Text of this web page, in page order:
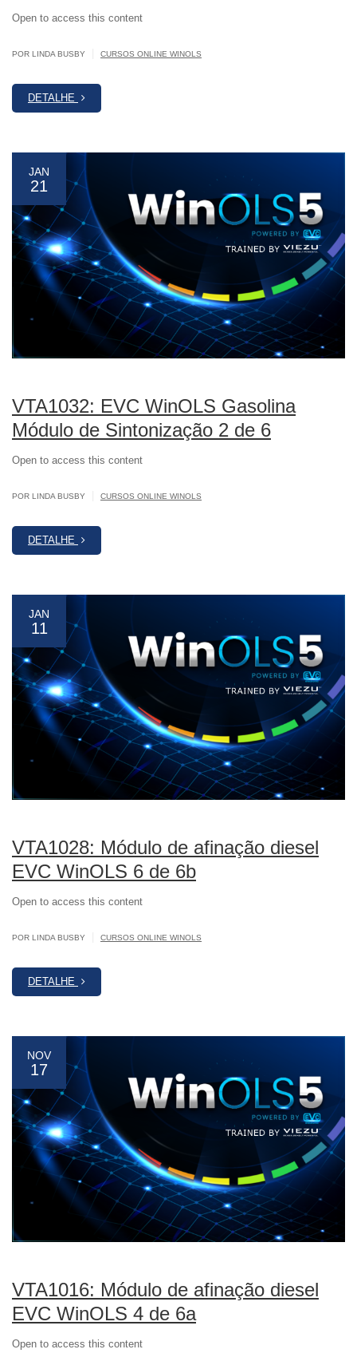
Open to access this content
POR LINDA BUSBY CURSOS ONLINE WINOLS
DETALHE
JAN
21
VTA1032: EVC WinOLS Gasolina
Módulo de Sintonização 2 de 6
Open to access this content
POR LINDA BUSBY CURSOS ONLINE WINOLS
DETALHE
JAN
11
VTA1028: Módulo de afinação diesel
EVC WinOLS 6 de 6b
Open to access this content
POR LINDA BUSBY CURSOS ONLINE WINOLS
DETALHE
NOV
17
VTA1016: Módulo de afinação diesel
EVC WinOLS 4 de 6a
Open to access this content